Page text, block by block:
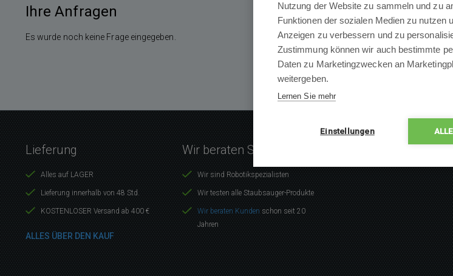
Ihre Anfragen
Es wurde noch keine Frage eingegeben.
ANFRAGE
Lieferung
Alles auf LAGER
Lieferung innerhalb von 48 Std.
KOSTENLOSER Versand ab 400 €
ALLES ÜBER DEN KAUF
Wir beraten Sie gerne
Wir sind Robotikspezialisten
Wir testen alle Staubsauger-Produkte
Wir beraten Kunden schon seit 20
Jahren
Nutzung der Website zu sammeln und zu
Funktionen der sozialen Medien zu nutzen
Anzeigen zu verbessern und zu
Zustimmung können wir auch bestimmte
Daten zu Marketingzwecken an
weitergeben.
Lernen Sie mehr
Einstellungen